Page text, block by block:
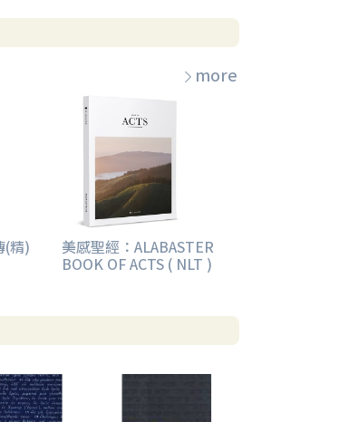
more
(精) 美感聖經：ALABASTER
BOOK OF ACTS ( NLT )